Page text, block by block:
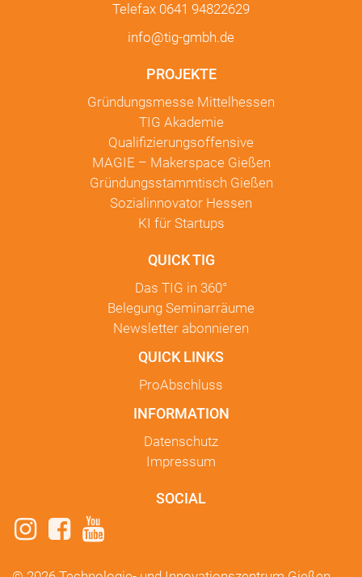
Telefax 0641 94822629
info@tig-gmbh.de
PROJEKTE
Gründungsmesse Mittelhessen
TIG Akademie
Qualifizierungsoffensive
MAGIE – Makerspace Gießen
Gründungsstammtisch Gießen
Sozialinnovator Hessen
KI für Startups
QUICK TIG
Das TIG in 360°
Belegung Seminarräume
Newsletter abonnieren
QUICK LINKS
ProAbschluss
INFORMATION
Datenschutz
Impressum
SOCIAL